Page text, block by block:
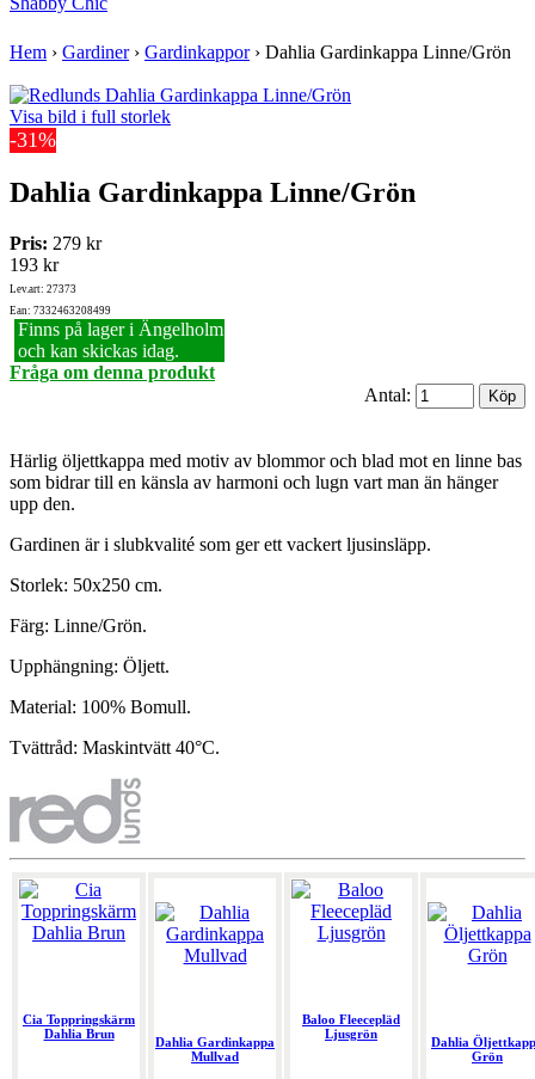
Hem › Gardiner› Gardinkappor› Dahlia Gardinkappa Linne/Grön
Visa bild i full storlek
-31%
Dahlia Gardinkappa Linne/Grön
Pris: 279 kr
193 kr
Lev.art: 27373
Ean: 7332463208499
Finns på lager i Ängelholm
och kan skickas idag.
Fråga om denna produkt
Antal:
Härlig öljettkappa med motiv av blommor och blad mot en linne bas
som bidrar till en känsla av harmoni och lugn vart man än hänger
upp den.
Gardinen är i slubkvalité som ger ett vackert ljusinsläpp.
Storlek: 50x250 cm.
Färg: Linne/Grön.
Upphängning: Öljett.
Material: 100% Bomull.
Tvättråd: Maskintvätt 40°C.
Cia Toppringskärm
Dahlia Brun
Dahlia Gardinkappa
Mullvad
Baloo Fleecepläd
Ljusgrön
Dahlia
Grön